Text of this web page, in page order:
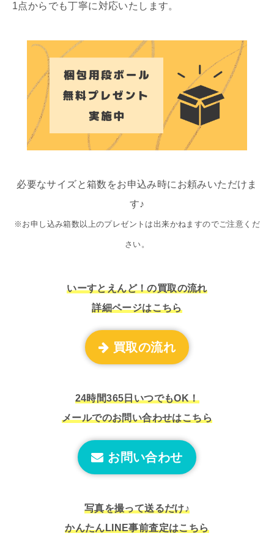
1点からでも丁寧に対応いたします。
必要なサイズと箱数をお申込み時にお頼みいただけま
す♪
※お申し込み箱数以上のプレゼントは出来かねますのでご注意くだ
さい。
いーすとえんど！の買取の流れ
詳細ページはこちら
買取の流れ
24時間365日いつでもOK！
メールでのお問い合わせはこちら
お問い合わせ
写真を撮って送るだけ♪
かんたんLINE事前査定はこちら